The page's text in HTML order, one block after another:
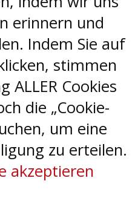
erinnern und
Indem Sie auf
stimmen
ALLER Cookies
die „Cookie-
um eine
zu erteilen.
akzeptieren